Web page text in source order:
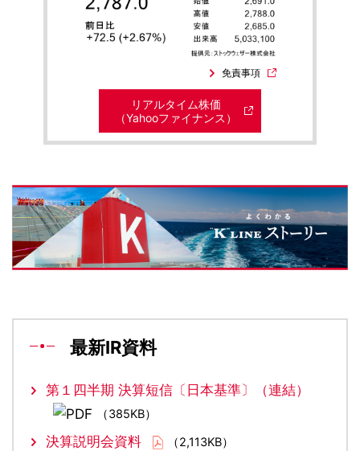
免責事項
リアルタイム株価
（Yahooファイナンス）
最新IR資料
第１四半期 決算短信〔日本基準〕（連結）
（385KB）
決算説明会資料 （2,113KB）